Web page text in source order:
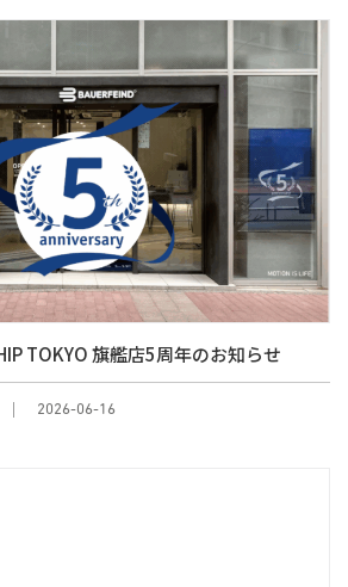
TOKYO 旗艦店5周年のお知らせ
2026-06-16